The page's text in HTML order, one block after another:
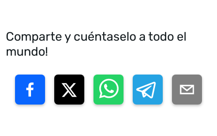
Comparte y cuéntaselo a todo el
mundo!